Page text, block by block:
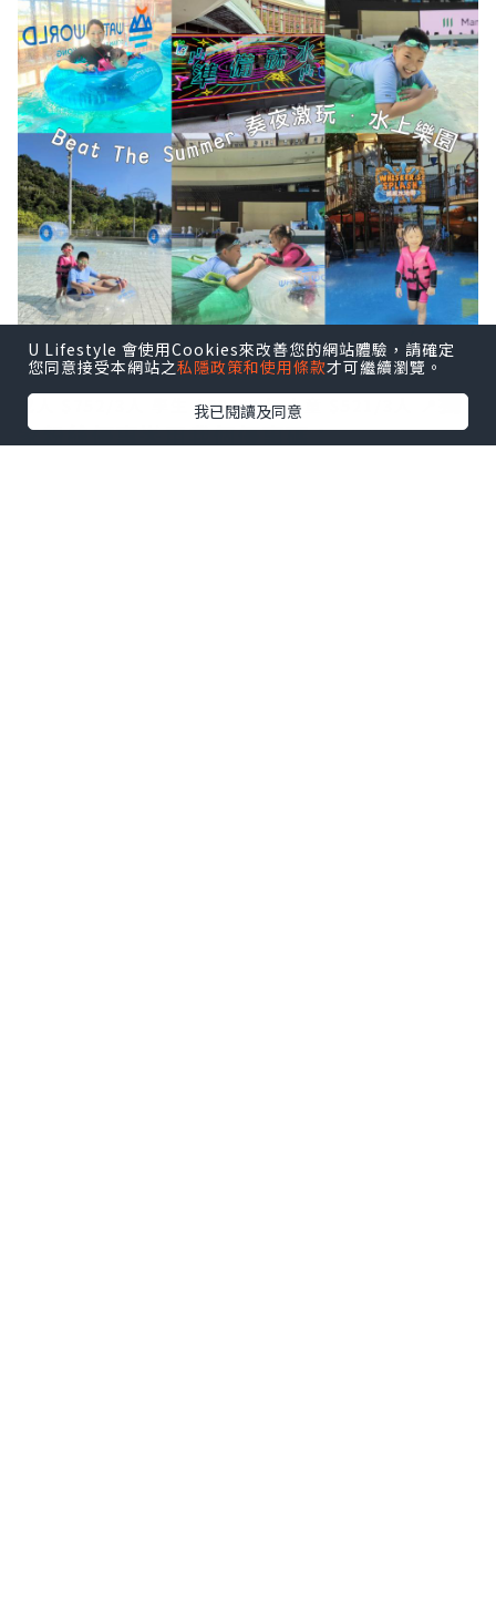
➖️➖️➖️ 🌍Trip.com 香港平台做緊［3人同行優惠價］
成人 $752/3人
學生 $521/3人 小童 $521/3人
獨
家粉絲優惠🌟用我個優惠碼：
U Lifestyle 會使用Cookies來改善您的網站體驗，請確定
您同意接受本網站之私隱政策和使用條款才可繼續瀏覽。
我已閱讀及同意